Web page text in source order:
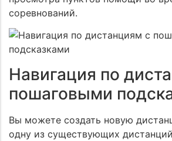
соревнований.
Навигация по
пошаговыми
Вы можете создать новую
одну из существующих